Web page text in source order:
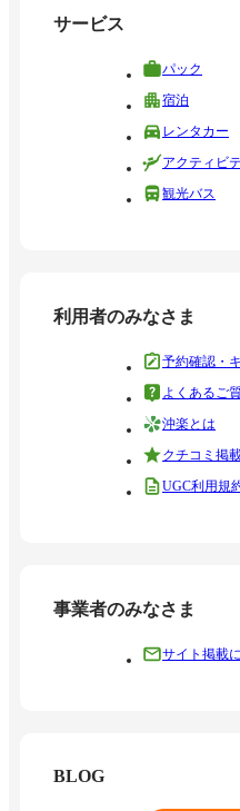
サービス
パック
宿泊
レンタカー
アクティビ
観光バス
利用者のみなさま
予約確認・
よくあるご
沖楽とは
クチコミ掲
UGC利用規
事業者のみなさま
サイト掲載
BLOG